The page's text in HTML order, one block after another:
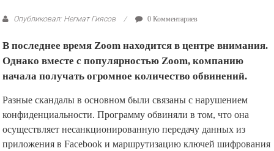
Опубликовал: Негмат Гиясов 0 Комментариев
В последнее время Zoom находится в центре внимания.
Однако вместе с популярностью Zoom, компанию
начала получать огромное количество обвинений.
Разные скандалы в основном были связаны с нарушением
конфиденциальности. Программу обвиняли в том, что она
осуществляет несанкционированную передачу данных из
приложения в Facebook и маршрутизацию ключей шифрования